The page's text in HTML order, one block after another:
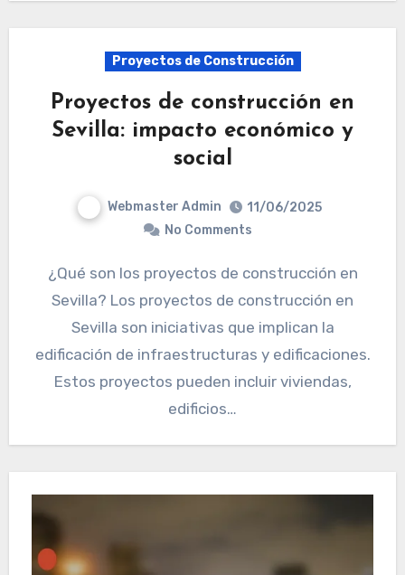
Proyectos de Construcción
Proyectos de construcción en
Sevilla: impacto económico y
social
Webmaster Admin
11/06/2025
No Comments
¿Qué son los proyectos de construcción en
Sevilla? Los proyectos de construcción en
Sevilla son iniciativas que implican la
edificación de infraestructuras y edificaciones.
Estos proyectos pueden incluir viviendas,
edificios…